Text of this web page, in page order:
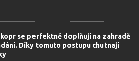
se perfektně doplňují na zahradě
Díky tomuto postupu chutnají